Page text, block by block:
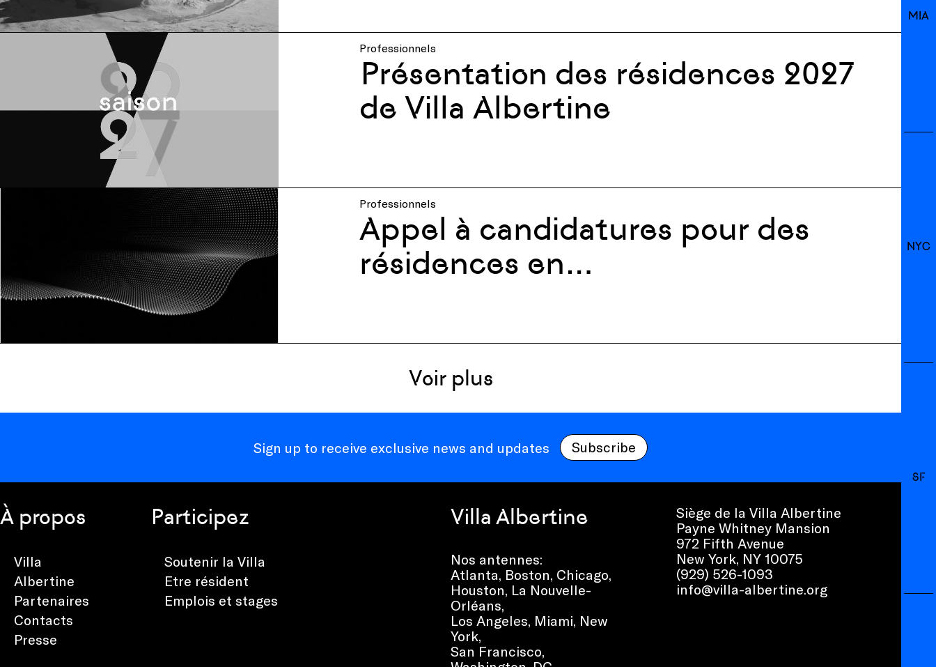
MIA
NYC
SF
Professionnels
Présentation des résidences 2027
de Villa Albertine
Professionnels
Appel à candidatures pour des
résidences en
Voir plus
Sign up to receive exclusive news and updates Subscribe
À propos
Villa
Albertine
Partenaires
Contacts
Presse
Participez
Soutenir la Villa
Etre résident
Emplois et stages
Villa Albertine
Nos antennes:
Atlanta, Boston, Chicago,
Houston, La Nouvelle-
Orléans,
Los Angeles, Miami, New
York,
San Francisco,
Siège de la Villa Albertine
Payne Whitney Mansion
972 Fifth Avenue
New York, NY 10075
(929) 526-1093
info@villa-albertine.org